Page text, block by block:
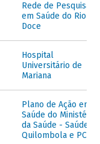
Rede de Pesquisa
em Saúde do Rio
Doce
Hospital
Universitário de
Mariana
Plano de Ação em
Saúde do Ministério
da Saúde - Saúde
Quilombola e PCT's